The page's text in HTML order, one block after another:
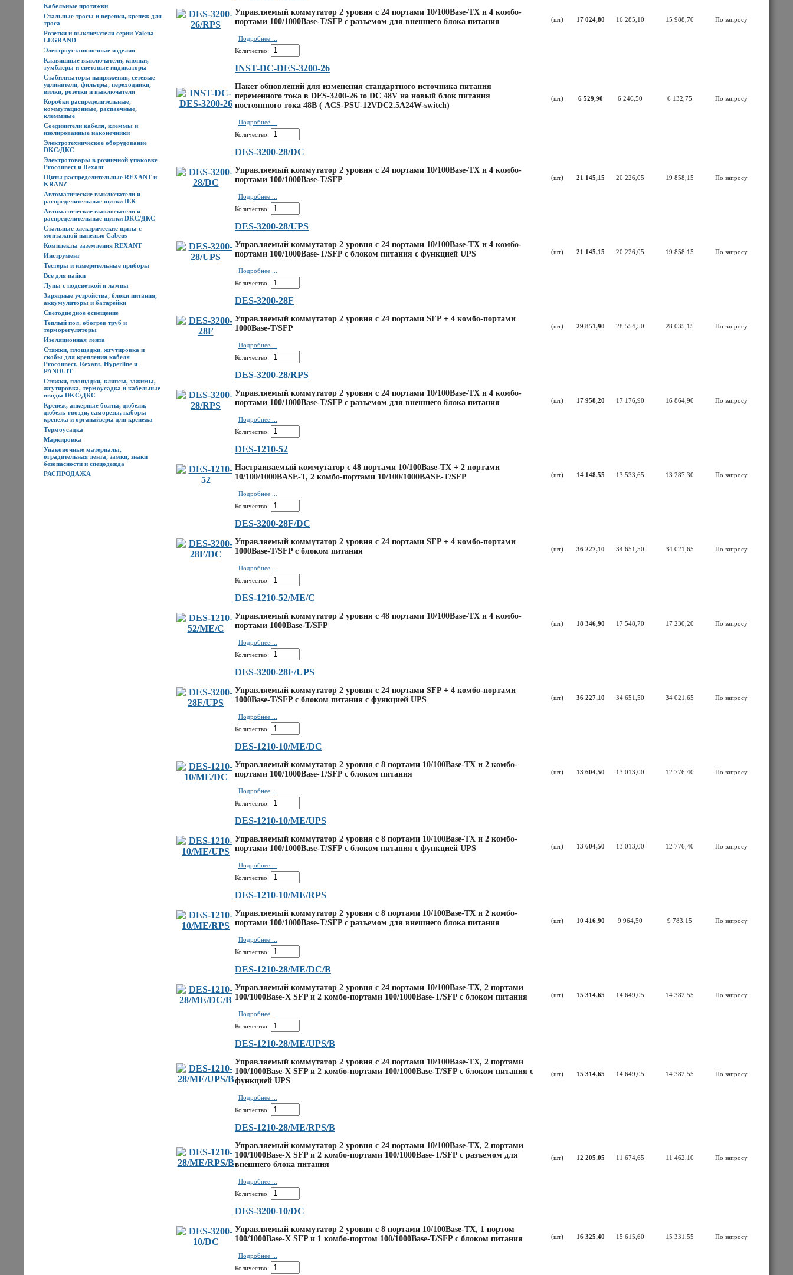
Кабельные протяжки
Стальные тросы и веревки, крепеж для
троса
Розетки и выключатели серии Valena
LEGRAND
Электроустановочные изделия
Клавишные выключатели, кнопки,
тумблеры и световые индикаторы
Стабилизаторы напряжения, сетевые
удлинители, фильтры, переходники,
вилки, розетки и выключатели
Коробки распределительные,
коммутационные, распаечные,
клеммные
Соединители кабеля, клеммы и
изолированные наконечники
Электротехническое оборудование
DKC/ДКС
Электротовары в розничной упаковке
Proconnect и Rexant
Щиты распределительные REXANT и
KRANZ
Автоматические выключатели и
распределительные щитки IEK
Автоматические выключатели и
распределительные щитки DKC/ДКС
Стальные электрические щиты с
монтажной панелью Cabeus
Комплекты заземления REXANT
Инструмент
Тестеры и измерительные приборы
Все для пайки
Лупы с подсветкой и лампы
Зарядные устройства, блоки питания,
аккумуляторы и батарейки
Светодиодное освещение
Тёплый пол, обогрев труб и
терморегуляторы
Изоляционная лента
Стяжки, площадки, жгутировка и
скобы для крепления кабеля
Proconnect, Rexant, Hyperline и
PANDUIT
Стяжки, площадки, клипсы, зажимы,
жгутировка, термоусадка и кабельные
вводы DKC/ДКС
Крепеж, анкерные болты, дюбели,
дюбель-гвозди, саморезы, наборы
крепежа и органайзеры для крепежа
Термоусадка
Маркировка
Упаковочные материалы,
оградительная лента, замки, знаки
безопасности и спецодежда
РАСПРОДАЖА
Управляемый коммутатор 2 уровня с 24 портами 10/100Base-TX и 4 комбо-
портами 100/1000Base-T/SFP с разъемом для внешнего блока питания
Подробнее ...
Количество:
(шт) 17 024,80 16 285,10 15 988,70 По запросу
INST-DC-DES-3200-26
Пакет обновлений для изменения стандартного источника питания
переменного тока в DES-3200-26 to DC 48V на новый блок питания
постоянного тока 48В ( ACS-PSU-12VDC2.5A24W-switch)
Подробнее ...
Количество:
(шт) 6 529,90 6 246,50 6 132,75 По запросу
DES-3200-28/DC
Управляемый коммутатор 2 уровня с 24 портами 10/100Base-TX и 4 комбо-
портами 100/1000Base-T/SFP
Подробнее ...
Количество:
(шт) 21 145,15 20 226,05 19 858,15 По запросу
DES-3200-28/UPS
Управляемый коммутатор 2 уровня с 24 портами 10/100Base-TX и 4 комбо-
портами 100/1000Base-T/SFP с блоком питания с функцией UPS
Подробнее ...
Количество:
(шт) 21 145,15 20 226,05 19 858,15 По запросу
DES-3200-28F
Управляемый коммутатор 2 уровня с 24 портами SFP + 4 комбо-портами
1000Base-T/SFP
Подробнее ...
Количество:
(шт) 29 851,90 28 554,50 28 035,15 По запросу
DES-3200-28/RPS
Управляемый коммутатор 2 уровня с 24 портами 10/100Base-TX и 4 комбо-
портами 100/1000Base-T/SFP с разъемом для внешнего блока питания
Подробнее ...
Количество:
(шт) 17 958,20 17 176,90 16 864,90 По запросу
DES-1210-52
Настраиваемый коммутатор с 48 портами 10/100Base-TX + 2 портами
10/100/1000BASE-T, 2 комбо-портами 10/100/1000BASE-T/SFP
Подробнее ...
Количество:
(шт) 14 148,55 13 533,65 13 287,30 По запросу
DES-3200-28F/DC
Управляемый коммутатор 2 уровня с 24 портами SFP + 4 комбо-портами
1000Base-T/SFP с блоком питания
Подробнее ...
Количество:
(шт) 36 227,10 34 651,50 34 021,65 По запросу
DES-1210-52/ME/C
Управляемый коммутатор 2 уровня с 48 портами 10/100Base-TX и 4 комбо-
портами 1000Base-T/SFP
Подробнее ...
Количество:
(шт) 18 346,90 17 548,70 17 230,20 По запросу
DES-3200-28F/UPS
Управляемый коммутатор 2 уровня с 24 портами SFP + 4 комбо-портами
1000Base-T/SFP с блоком питания с функцией UPS
Подробнее ...
Количество:
(шт) 36 227,10 34 651,50 34 021,65 По запросу
DES-1210-10/ME/DC
Управляемый коммутатор 2 уровня с 8 портами 10/100Base-TX и 2 комбо-
портами 100/1000Base-T/SFP с блоком питания
Подробнее ...
Количество:
(шт) 13 604,50 13 013,00 12 776,40 По запросу
DES-1210-10/ME/UPS
Управляемый коммутатор 2 уровня с 8 портами 10/100Base-TX и 2 комбо-
портами 100/1000Base-T/SFP с блоком питания с функцией UPS
Подробнее ...
Количество:
(шт) 13 604,50 13 013,00 12 776,40 По запросу
DES-1210-10/ME/RPS
Управляемый коммутатор 2 уровня с 8 портами 10/100Base-TX и 2 комбо-
портами 100/1000Base-T/SFP с разъемом для внешнего блока питания
Подробнее ...
Количество:
(шт) 10 416,90 9 964,50 9 783,15 По запросу
DES-1210-28/ME/DC/B
Управляемый коммутатор 2 уровня с 24 портами 10/100Base-TX, 2 портами
100/1000Base-X SFP и 2 комбо-портами 100/1000Base-T/SFP с блоком питания
Подробнее ...
Количество:
(шт) 15 314,65 14 649,05 14 382,55 По запросу
DES-1210-28/ME/UPS/B
Управляемый коммутатор 2 уровня с 24 портами 10/100Base-TX, 2 портами
100/1000Base-X SFP и 2 комбо-портами 100/1000Base-T/SFP с блоком питания с
функцией UPS
Подробнее ...
Количество:
(шт) 15 314,65 14 649,05 14 382,55 По запросу
DES-1210-28/ME/RPS/B
Управляемый коммутатор 2 уровня с 24 портами 10/100Base-TX, 2 портами
100/1000Base-X SFP и 2 комбо-портами 100/1000Base-T/SFP с разъемом для
внешнего блока питания
Подробнее ...
Количество:
(шт) 12 205,05 11 674,65 11 462,10 По запросу
DES-3200-10/DC
Управляемый коммутатор 2 уровня с 8 портами 10/100Base-TX, 1 портом
100/1000Base-X SFP и 1 комбо-портом 100/1000Base-T/SFP с блоком питания
Подробнее ...
Количество:
(шт) 16 325,40 15 615,60 15 331,55 По запросу